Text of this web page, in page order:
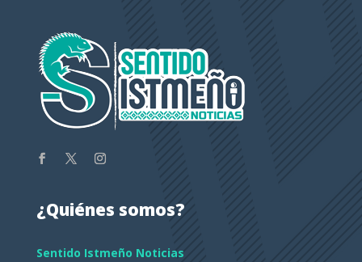
¿Quiénes somos?
Sentido Istmeño Noticias